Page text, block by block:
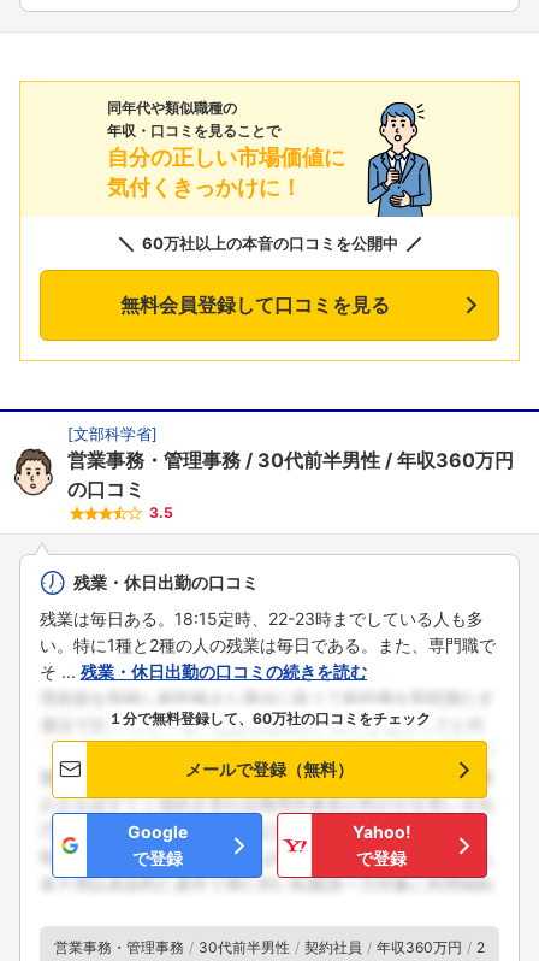
同年代や類似職種の
年収・口コミを見ることで
自分の正しい市場価値に
気付くきっかけに！
60万社以上の本音の口コミを公開中
無料会員登録して口コミを見る
[文部科学省]
営業事務・管理事務 30代前半男性
年収360万円
の口コミ
3.5
残業・休日出勤の口コミ
残業は毎日ある。18:15定時、22-23時までしている人も多
い。特に1種と2種の人の残業は毎日である。また、専門職で
そ ... 残業・休日出勤の口コミの続きを読む
１分で無料登録して、60万社の口コミをチェック
メールで登録（無料）
Google
で登録
Yahoo!
で登録
営業事務・管理事務 30代前半男性 契約社員 年収360万円
2